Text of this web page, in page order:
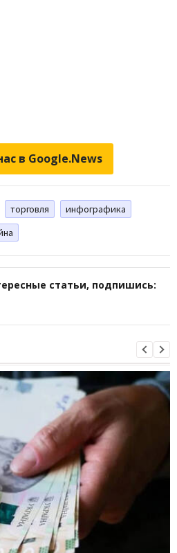
в Google.News
торговля
инфографика
статьи, подпишись: